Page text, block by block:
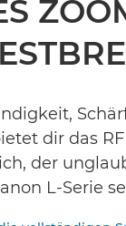
dir das
der
L-Serie